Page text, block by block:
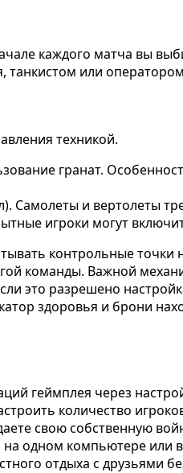
каждого матча вы
танкистом или
техникой.
гранат.
и вертолеты
игроки могут
контрольные
команды. Важной
это разрешено
здоровья и брони
геймплея через
количество
свою собственную
одном компьютере или
отдыха с друзьями